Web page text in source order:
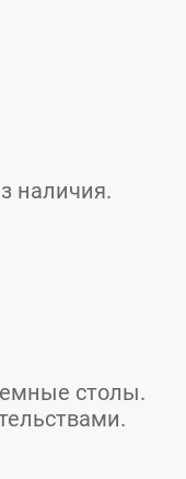
наличия.
столы.